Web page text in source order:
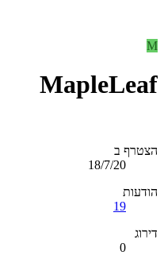
M
MapleLeaf
הצטרף ב
18/7/20
הודעות
19
דירוג
0